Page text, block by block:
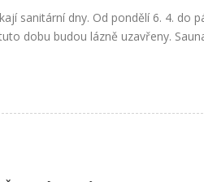
sanitární dny. Od pondělí 6. 4. do
dobu budou lázně uzavřeny.